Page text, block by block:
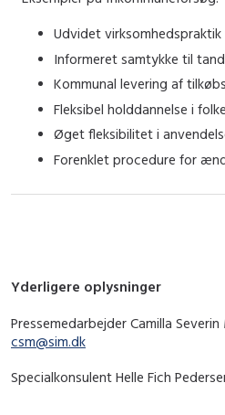
Udvidet
Informeret samtykke til
Kommunal levering af
Fleksibel holddannelse i
Øget fleksibilitet i
Forenklet procedure for
Yderligere oplysninger
Pressemedarbejder Camilla
csm@sim.dk
Specialkonsulent Helle Fich